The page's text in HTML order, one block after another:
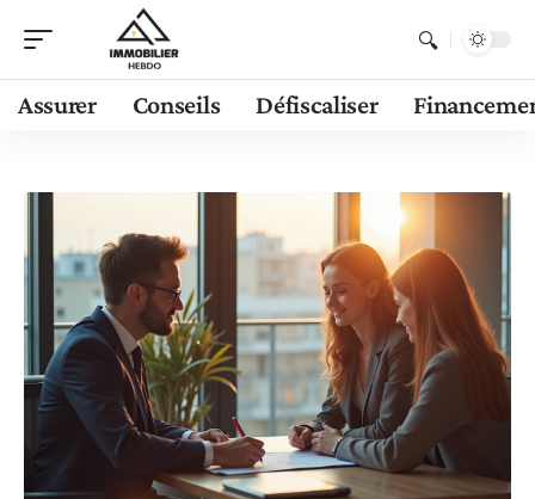
Assurer Conseils Défiscaliser